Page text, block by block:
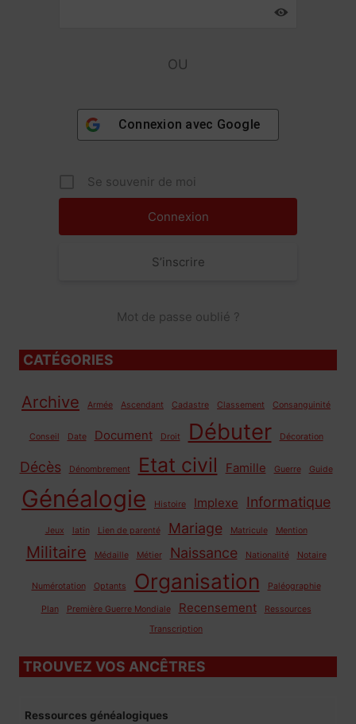
OU
Connexion avec Google
Se souvenir de moi
S’inscrire
Mot de passe oublié ?
CATÉGORIES
Archive Armée Ascendant Cadastre Classement Consanguinité
Conseil Date Document Droit Débuter Décoration
Décès Dénombrement Etat civil Famille Guerre Guide
Généalogie Histoire Implexe Informatique
Jeux latin Lien de parenté Mariage Matricule Mention
Militaire Médaille Métier Naissance Nationalité Notaire
Numérotation Optants Organisation Paléographie
Plan Première Guerre Mondiale Recensement
Ressources
Transcription
TROUVEZ VOS ANCÊTRES
Ressources généalogiques